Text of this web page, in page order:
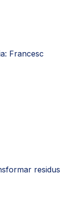
Francesc
residus